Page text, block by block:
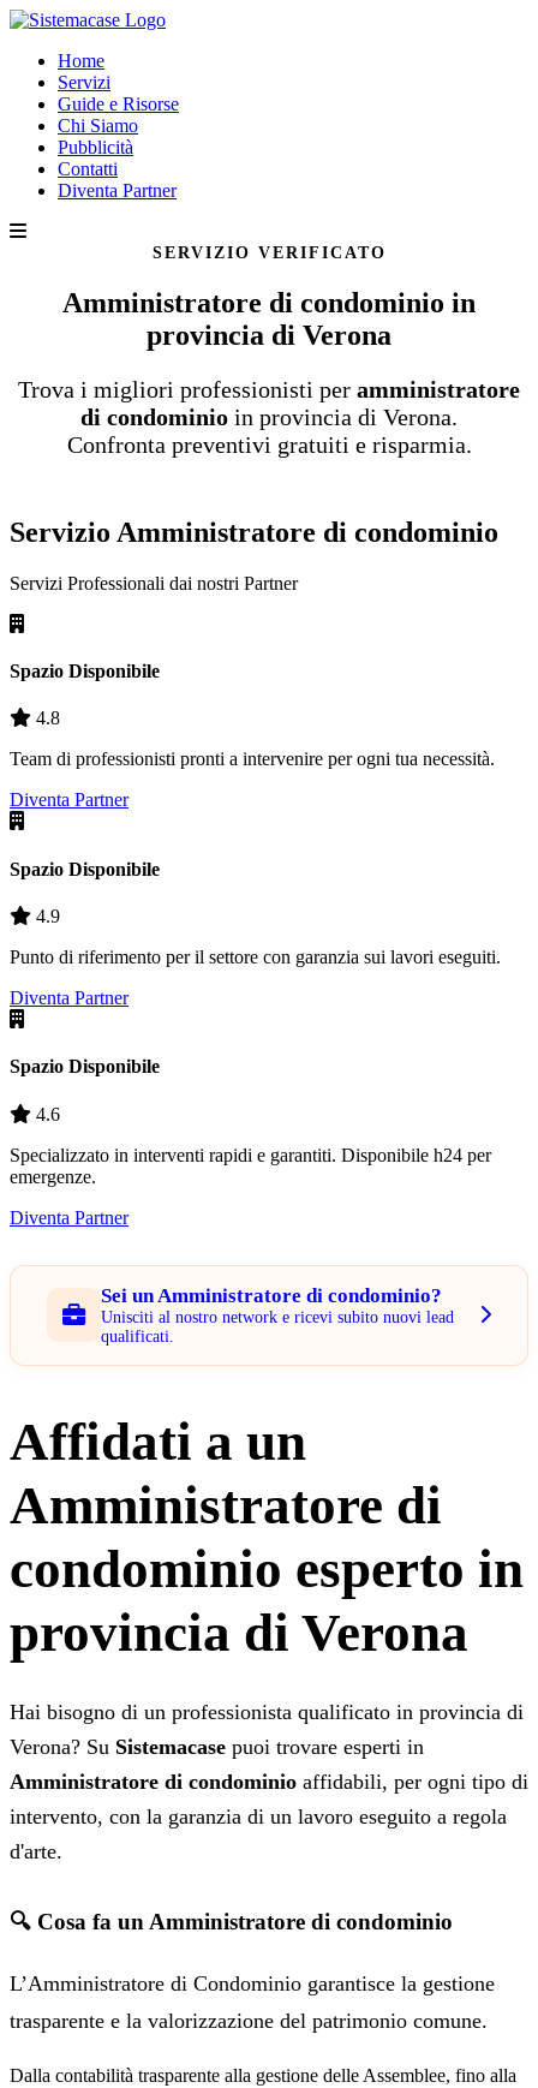
Home
Servizi
Guide e Risorse
Chi Siamo
Pubblicità
Contatti
Diventa Partner
SERVIZIO VERIFICATO
Amministratore di condominio in
provincia di Verona
Trova i migliori professionisti per amministratore
di condominio in provincia di Verona.
Confronta preventivi gratuiti e risparmia.
Servizio Amministratore di condominio
Servizi Professionali dai nostri Partner
Spazio Disponibile
4.8
Team di professionisti pronti a intervenire per ogni tua necessità.
Diventa Partner
Spazio Disponibile
4.9
Punto di riferimento per il settore con garanzia sui lavori eseguiti.
Diventa Partner
Spazio Disponibile
4.6
Specializzato in interventi rapidi e garantiti. Disponibile h24 per
emergenze.
Diventa Partner
Sei un Amministratore di condominio?
Unisciti al nostro network e ricevi subito nuovi lead
qualificati.
Affidati a un
Amministratore di
condominio esperto in
provincia di Verona
Hai bisogno di un professionista qualificato in provincia di
Verona? Su Sistemacase puoi trovare esperti in
Amministratore di condominio affidabili, per ogni tipo di
intervento, con la garanzia di un lavoro eseguito a regola
d'arte.
🔍 Cosa fa un Amministratore di condominio
L’Amministratore di Condominio garantisce la gestione
trasparente e la valorizzazione del patrimonio comune.
Dalla contabilità trasparente alla gestione delle Assemblee, fino alla